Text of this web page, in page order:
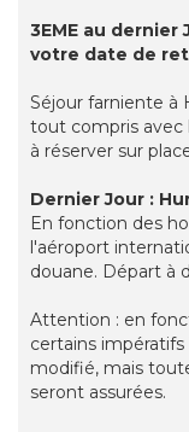
3EME au dernier
votre date de
Séjour farniente à
tout compris avec
à réserver sur
Dernier Jour :
En fonction des
l'aéroport
douane. Départ à
Attention : en
certains impératifs
modifié, mais
seront assurées.